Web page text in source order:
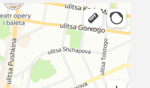
данных.
объединение баз
персональные
которых
в целях,
между собой.
подлежат только
данные, которые
их обработки.
и объем